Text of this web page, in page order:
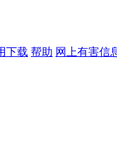
下载 帮助 网上有害信